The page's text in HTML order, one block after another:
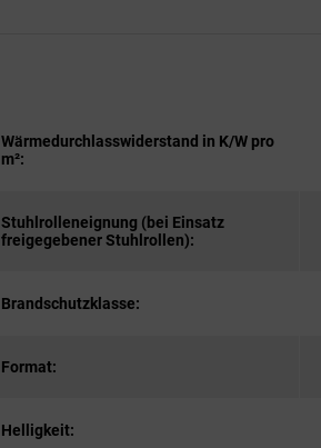
Wärmedurchlasswiderstand in K/W pro
m²:
Stuhlrolleneignung (bei Einsatz
freigegebener Stuhlrollen):
Brandschutzklasse:
Format:
Helligkeit: